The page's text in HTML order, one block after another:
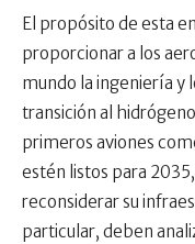
El propósito de esta
proporcionar a los
mundo la ingeniería y
transición al
primeros aviones
estén listos para
reconsiderar su
particular, deben